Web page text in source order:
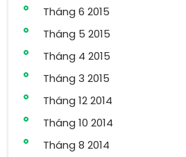
Tháng 6 2015
Tháng 5 2015
Tháng 4 2015
Tháng 3 2015
Tháng 12 2014
Tháng 10 2014
Tháng 8 2014